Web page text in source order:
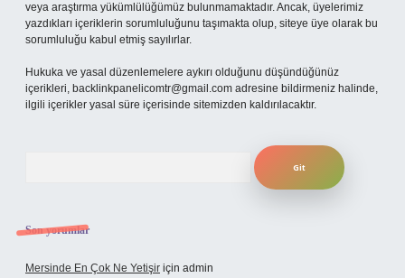
veya araştırma yükümlülüğümüz bulunmamaktadır. Ancak, üyelerimiz
yazdıkları içeriklerin sorumluluğunu taşımakta olup, siteye üye olarak bu
sorumluluğu kabul etmiş sayılırlar.
Hukuka ve yasal düzenlemelere aykırı olduğunu düşündüğünüz
içerikleri, backlinkpanelicomtr@gmail.com adresine bildirmeniz halinde,
ilgili içerikler yasal süre içerisinde sitemizden kaldırılacaktır.
Son yorumlar
Mersinde En Çok Ne Yetişir için admin